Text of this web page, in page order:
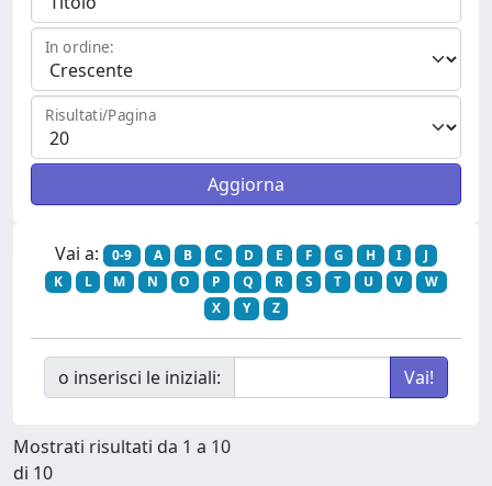
In ordine:
Risultati/Pagina
Vai a: 0-9 A B C D E F G H I
J
K
L M N O P Q R S T U V
W
X
Y Z
o inserisci le iniziali:
Mostrati risultati da 1 a 10
di 10